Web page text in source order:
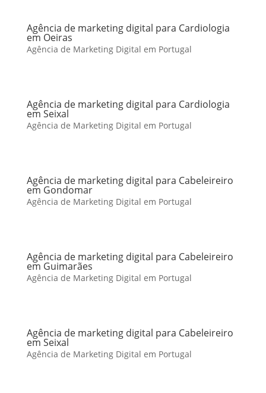
Agência de marketing digital para Cardiologia
em Oeiras
Agência de Marketing Digital em Portugal
Agência de marketing digital para Cardiologia
em Seixal
Agência de Marketing Digital em Portugal
Agência de marketing digital para Cabeleireiro
em Gondomar
Agência de Marketing Digital em Portugal
Agência de marketing digital para Cabeleireiro
em Guimarães
Agência de Marketing Digital em Portugal
Agência de marketing digital para Cabeleireiro
em Seixal
Agência de Marketing Digital em Portugal